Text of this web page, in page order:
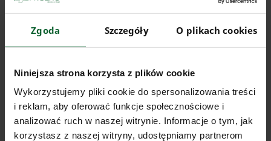
Zgoda Szczegóły O plikach cookies
Niniejsza strona korzysta z plików cookie
Wykorzystujemy pliki cookie do spersonalizowania treści
i reklam, aby oferować funkcje społecznościowe i
analizować ruch w naszej witrynie. Informacje o tym, jak
korzystasz z naszej witryny, udostępniamy partnerom
Kochnische 3.6 m2
Badzimmer